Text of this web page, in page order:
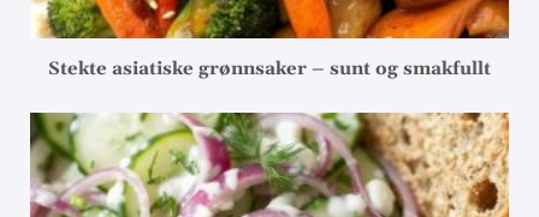
Stekte asiatiske grønnsaker – sunt og smakfullt